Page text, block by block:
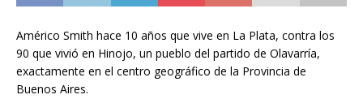
Américo Smith hace 10 años que vive en La Plata, contra los
90 que vivió en Hinojo, un pueblo del partido de Olavarría,
exactamente en el centro geográfico de la Provincia de
Buenos Aires.